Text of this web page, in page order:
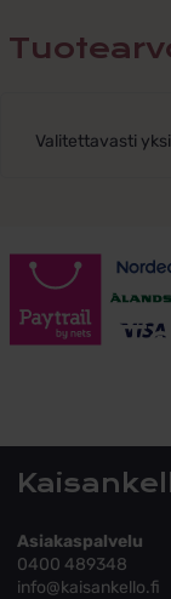
Valitettavasti
Asiakaspalvelu
0400 489348
info@kaisankello.fi